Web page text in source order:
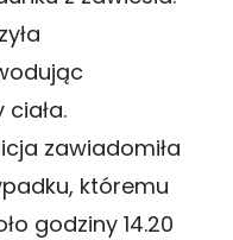
zawiadomiła
któremu
godziny 14.20